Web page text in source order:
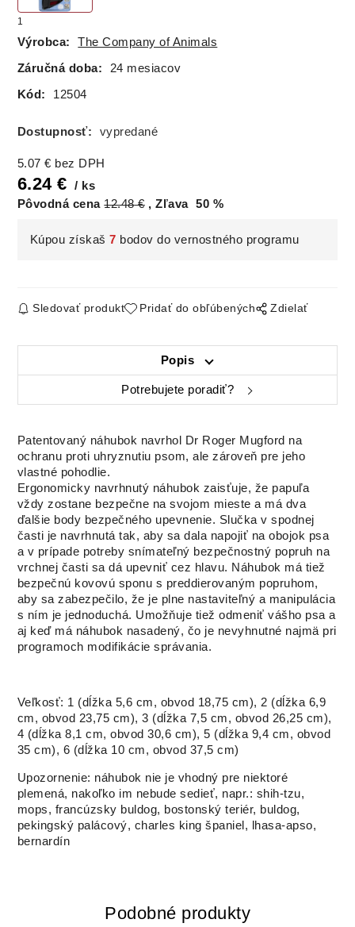
1
Výrobca: The Company of Animals
Záručná doba: 24 mesiacov
Kód: 12504
Dostupnosť: vypredané
5.07 € bez DPH
6.24€
ks
Pôvodná cena 12.48€ Zľava 50 %
Kúpou získaš7 bodov do vernostného programu
Sledovať produkt Pridať do obľúbených Zdielať
Popis
Potrebujete poradiť?
Patentovaný náhubok navrhol Dr Roger Mugford na
ochranu proti uhryznutiu psom, ale zároveň pre jeho
vlastné pohodlie.
Ergonomicky navrhnutý náhubok zaisťuje, že papuľa
vždy zostane bezpečne na svojom mieste a má dva
ďalšie body bezpečného upevnenie. Slučka v spodnej
časti je navrhnutá tak, aby sa dala napojiť na obojok psa
a v prípade potreby snímateľný bezpečnostný popruh na
vrchnej časti sa dá upevniť cez hlavu. Náhubok má tiež
bezpečnú kovovú sponu s preddierovaným popruhom,
aby sa zabezpečilo, že je plne nastaviteľný a manipulácia
s ním je jednoduchá. Umožňuje tiež odmeniť vášho psa a
aj keď má náhubok nasadený, čo je nevyhnutné najmä pri
programoch modifikácie správania.
Veľkosť: 1 (dĺžka 5,6 cm, obvod 18,75 cm), 2 (dĺžka 6,9
cm, obvod 23,75 cm), 3 (dĺžka 7,5 cm, obvod 26,25 cm),
4 (dĺžka 8,1 cm, obvod 30,6 cm), 5 (dĺžka 9,4 cm, obvod
35 cm), 6 (dĺžka 10 cm, obvod 37,5 cm)
Upozornenie: náhubok nie je vhodný pre niektoré
plemená, nakoľko im nebude sedieť, napr.: shih-tzu,
mops, francúzsky buldog, bostonský teriér, buldog,
pekingský palácový, charles king španiel, lhasa-apso,
bernardín
Podobné produkty